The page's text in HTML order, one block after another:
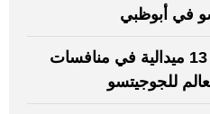
في أبوظبي
منتخب الإمارات يحصد 13 ميدالية في منافسات